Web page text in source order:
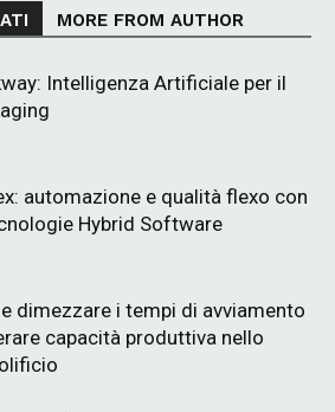
MORE FROM AUTHOR
Intelligenza Artificiale per il
automazione e qualità flexo con
Hybrid Software
dimezzare i tempi di avviamento
capacità produttiva nello